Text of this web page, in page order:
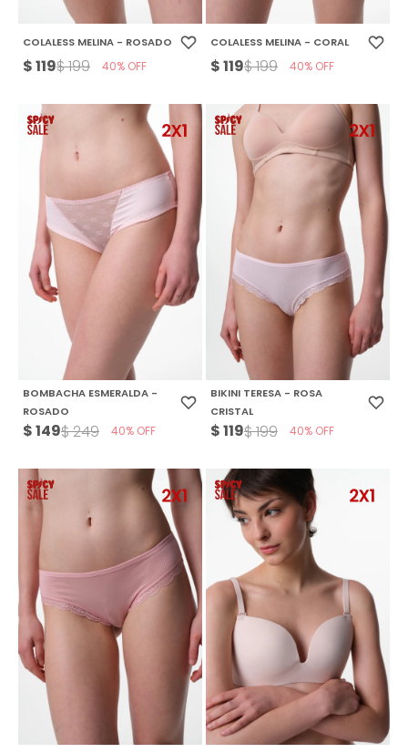
COLALESS MELINA - ROSADO
$119$199 40
COLALESS MELINA - CORAL
$119$199 40
BOMBACHA ESMERALDA -
ROSADO
$149$249 40
BIKINI TERESA - ROSA
CRISTAL
$119$199 40